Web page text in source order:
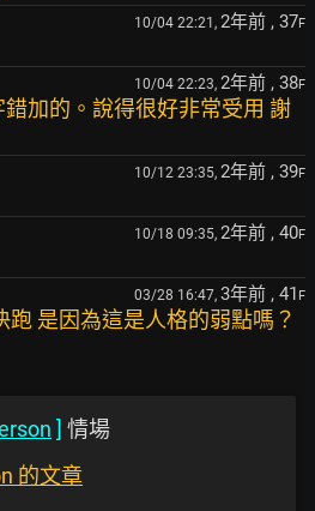
10/04 22:21, 2年前 , 37F
10/04 22:23, 2年前 , 38F
加的。說得很好非常受用 謝
10/12 23:35, 2年前 , 39F
10/18 09:35, 2年前 , 40F
03/28 16:47, 3年前 , 41 F
跑 是因為這是人格的弱點嗎？
] 情場
的文章